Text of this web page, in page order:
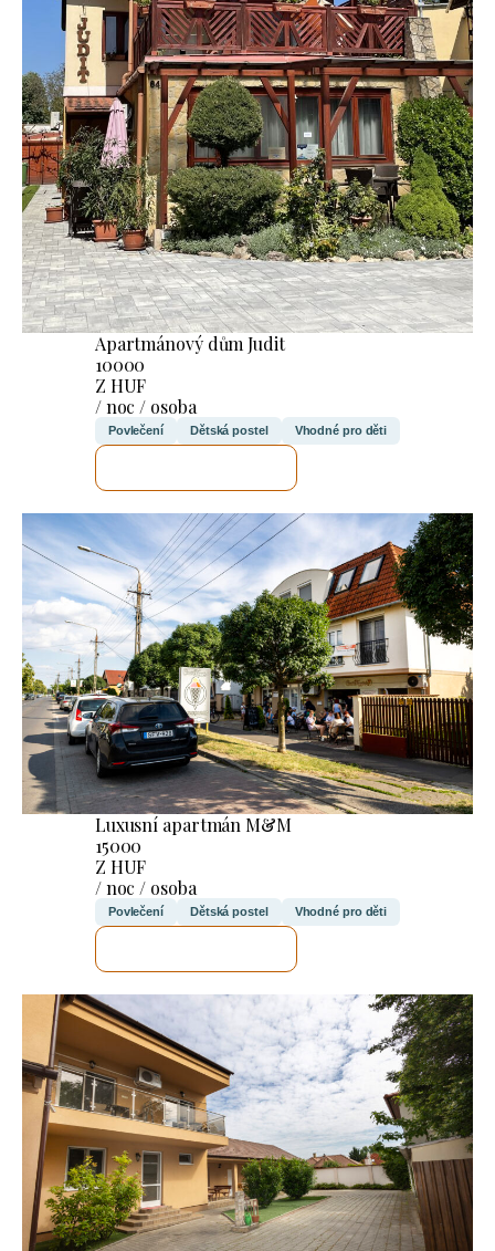
Apartmánový dům Judit
10000
Z HUF
/ noc / osoba
Povlečení Dětská postel Vhodné pro děti
Luxusní apartmán M&M
15000
Z HUF
/ noc / osoba
Povlečení Dětská postel Vhodné pro děti